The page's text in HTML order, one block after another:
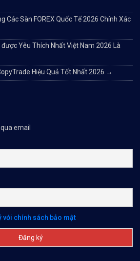
Các Sàn FOREX Quốc Tế 2026 Chính Xác
Yêu Thích Nhất Việt Nam 2026 Là
Hiệu Quả Tốt Nhất 2026 →
email
với chính sách bảo mật